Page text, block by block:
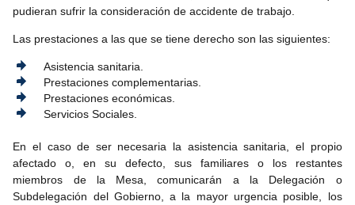
pudieran sufrir la consideración de accidente de trabajo.
Las prestaciones a las que se tiene derecho son las siguientes:
Asistencia sanitaria.
Prestaciones complementarias.
Prestaciones económicas.
Servicios Sociales.
En el caso de ser necesaria la asistencia sanitaria, el propio
afectado o, en su defecto, sus familiares o los restantes
miembros de la Mesa, comunicarán a la Delegación o
Subdelegación del Gobierno, a la mayor urgencia posible, los